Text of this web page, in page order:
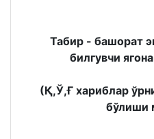
Табир - башорат
билгувчи
(Қ,Ў,Ғ хариблар
бўлиши